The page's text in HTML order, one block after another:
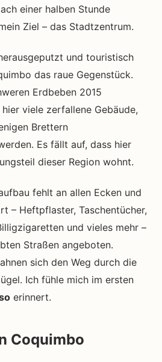
einer halben Stunde
Ziel – das Stadtzentrum.
und touristisch
das raue Gegenstück.
Erdbeben 2015
viele zerfallene Gebäude,
Brettern
Es fällt auf, dass hier
dieser Region wohnt.
fehlt an allen Ecken und
– Heftpflaster, Taschentücher,
und vieles mehr –
Straßen angeboten.
sich den Weg durch die
Ich fühle mich im ersten
erinnert.
Coquimbo